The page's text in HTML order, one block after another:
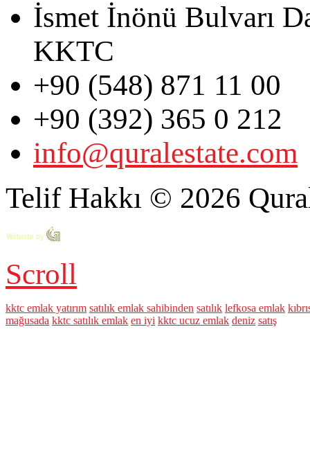
İsmet İnönü Bulvarı
KKTC
+90 (548) 871 11 00
+90 (392) 365 0 212
info@quralestate.com
Telif Hakkı © 2026
Scroll
kktc emlak yatırım satılık emlak sahibinden satılık lefkosa emlak
mağusada kktc satılık emlak en iyi kktc ucuz emlak deniz satış